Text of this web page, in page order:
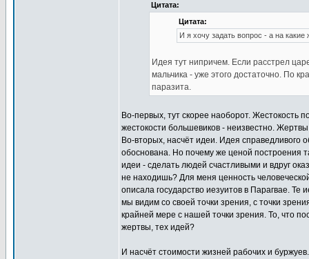
Цитата:
Цитата:
И я хочу задать вопрос - а на
Идея тут нипричем. Если расстрел
мальчика - уже этого достаточно. По
паразита.
Во-первых, тут скорее наоборот. Жестокость
жестокости большевиков - неизвестно.
Во-вторых, насчёт идеи. Идея справедливого
обоснована. Но почему же ценой построения
идеи - сделать людей счастливыми и вдруг
не находишь? Для меня ценность
описала государство иезуитов в Парагвае.
мы видим со своей точки зрения, с точки
крайней мере с нашей точки зрения. То, что
жертвы, тех идей?
И насчёт стоимости жизней рабочих и